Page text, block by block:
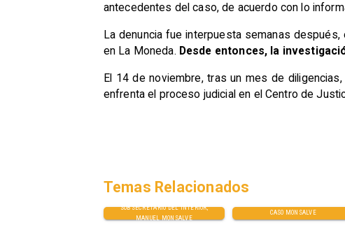
antecedentes del caso, de acuerdo con lo
La denuncia fue interpuesta semanas
en La Moneda. Desde entonces, la
El 14 de noviembre, tras un mes de
enfrenta el proceso judicial en el Centro de
SUBSECRETARIO DEL INTERIOR,
MANUEL MONSALVE
CASO MONSALVE
Temas Relacionados